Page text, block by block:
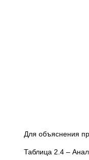
Для объяснения
Таблица 2.4 –